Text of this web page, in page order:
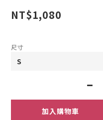
NT$1,080
尺寸
加入購物車